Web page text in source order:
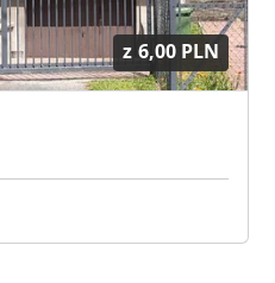
z 6,00 PLN